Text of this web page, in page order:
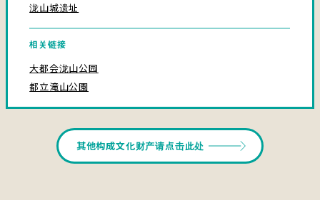
泷山城遗址
相关链接
大都会泷山公园
都立滝山公園
其他构成文化财产请点击此处